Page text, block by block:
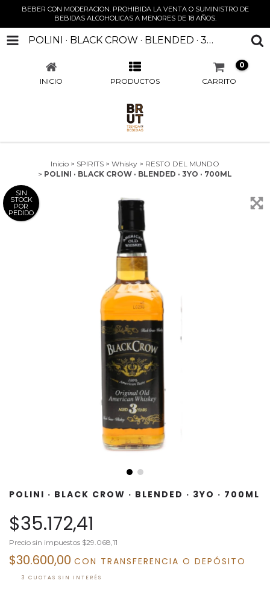
BEBER CON MODERACION. PROHIBIDA LA VENTA O SUMINISTRO DE
BEBIDAS ALCOHOLICAS A MENORES DE 18 AÑOS.
POLINI · BLACK CROW · BLENDED · 3YO · 700ML
INICIO PRODUCTOS CARRITO
0
Inicio > SPIRITS > Whisky > RESTO DEL MUNDO
> POLINI · BLACK CROW · BLENDED · 3YO · 700ML
SIN
STOCK
POR
PEDIDO
POLINI · BLACK CROW · BLENDED · 3YO · 700ML
$35.172,41
Precio sin impuestos $29.068,11
$30.600,00 CON TRANSFERENCIA O DEPÓSITO